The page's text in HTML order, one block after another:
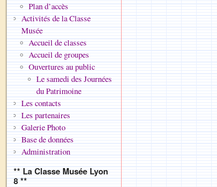
Plan d’accès
Activités de la Classe
Musée
Accueil de classes
Accueil de groupes
Ouvertures au public
Le samedi des Journées
du Patrimoine
Les contacts
Les partenaires
Galerie Photo
Base de données
Administration
** La Classe Musée Lyon
8 **